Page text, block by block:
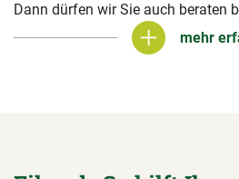
Dann dürfen wir Sie auch beraten
mehr erfahren
mehr